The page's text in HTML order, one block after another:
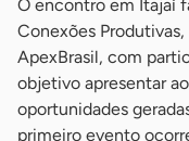
O encontro em Itajaí
Conexões
ApexBrasil, com
objetivo apresentar
oportunidades
primeiro evento